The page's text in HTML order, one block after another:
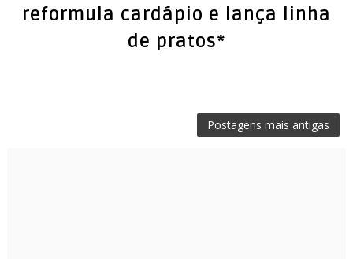
reformula cardápio e lança linha
de pratos*
Postagens mais antigas